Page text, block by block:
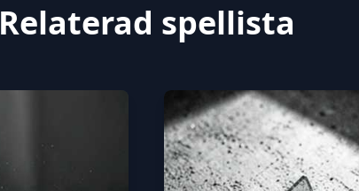
Relaterad spellista